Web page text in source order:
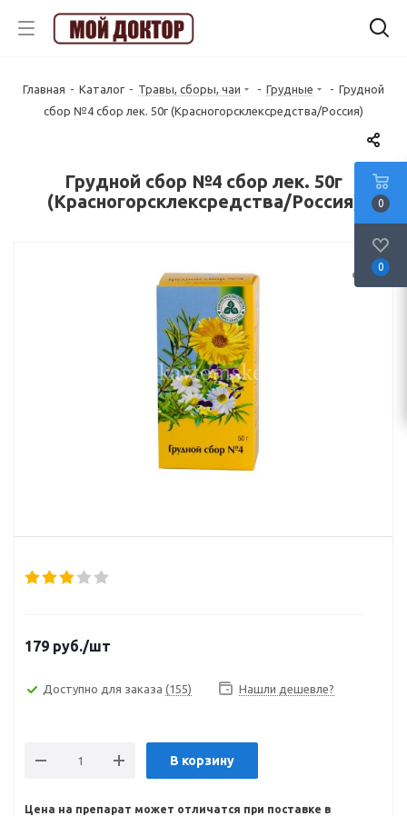
Главная - Каталог - Травы, сборы, чаи - Грудные - Грудной
сбор №4 сбор лек. 50г (Красногорсклексредства/Россия)
Грудной сбор №4 сбор лек. 50г
(Красногорсклексредства/Россия)
179 руб./шт
Доступно для заказа (155) Нашли дешевле?
В корзину
Цена на препарат может отличатся при поставке в
0
0